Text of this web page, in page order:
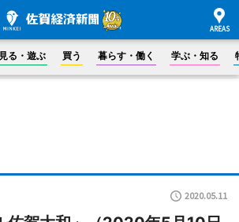
見る・遊ぶ 買う 暮らす・働く 学ぶ・知る
2020.05.11